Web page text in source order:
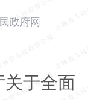
政府网
于全面